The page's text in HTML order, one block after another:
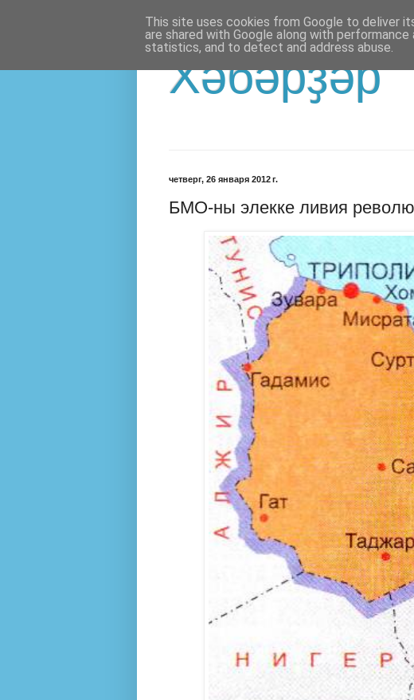
Хәбәрҙәр
четверг, 26 января 2012 г.
БМО-ны элекке ливия
This site uses cookies from Google to deliver
are shared with Google along with
statistics, and to detect and address abuse.